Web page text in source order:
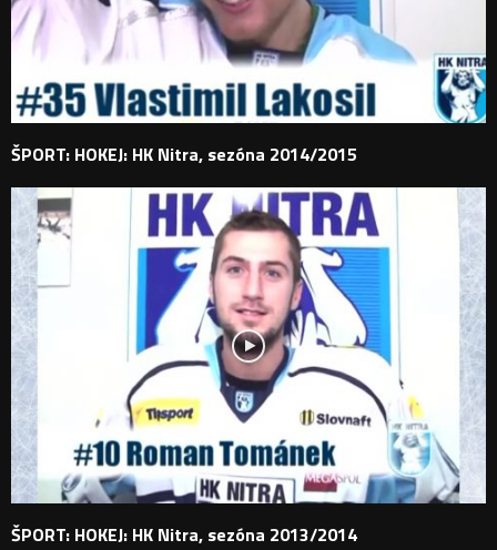
ŠPORT: HOKEJ: HK Nitra, sezóna 2014/2015
ŠPORT: HOKEJ: HK Nitra, sezóna 2013/2014